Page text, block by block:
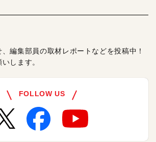
編集部員の取材レポートなどを投稿中！
します。
FOLLOW US